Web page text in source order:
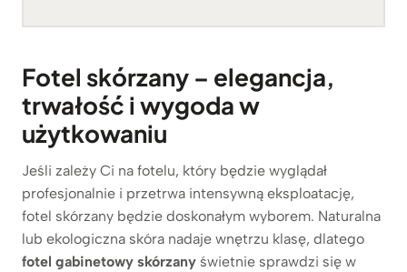
Fotel skórzany – elegancja,
trwałość i wygoda w
użytkowaniu
Jeśli zależy Ci na fotelu, który będzie wyglądał
profesjonalnie i przetrwa intensywną eksploatację,
fotel skórzany będzie doskonałym wyborem. Naturalna
lub ekologiczna skóra nadaje wnętrzu klasę, dlatego
fotel gabinetowy skórzany świetnie sprawdzi się w